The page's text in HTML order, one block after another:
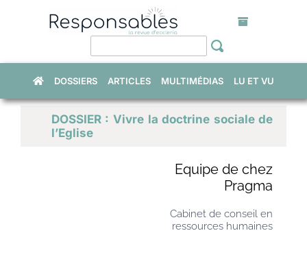
DOSSIERS ARTICLES MULTIMÉDIAS LU ET VU
DOSSIER : Vivre la doctrine sociale de
l’Eglise
Equipe de chez
Pragma
Cabinet de conseil en
ressources humaines